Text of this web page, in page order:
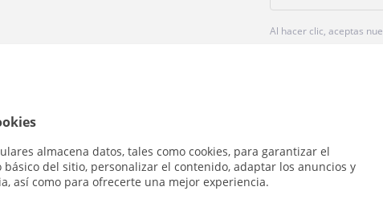
almacena datos, tales como cookies, para garantizar el
del sitio, personalizar el contenido, adaptar los anuncios y
así como para ofrecerte una mejor experiencia.
Al hacer clic, aceptas
¿Hay algún error en este perfil?Cuéntanos